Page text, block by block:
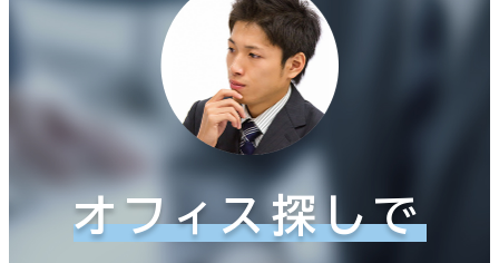
オフィス探しで